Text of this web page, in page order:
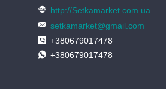
http://Setkamarket.com.ua
setkamarket@gmail.com
+380679017478
+380679017478